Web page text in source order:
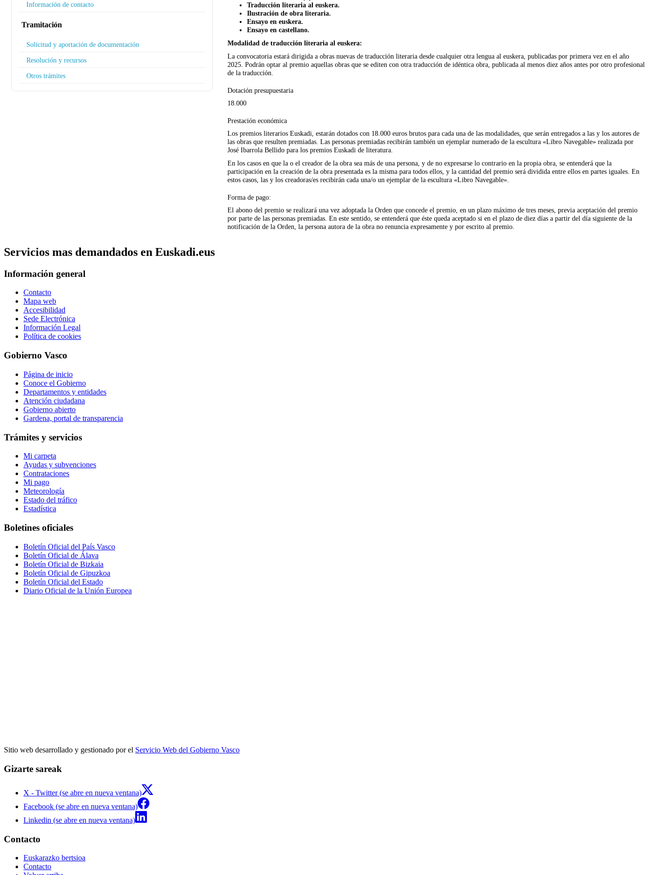
Información de contacto
Tramitación
Solicitud y aportación de documentación
Resolución y recursos
Otros trámites
Traducción literaria al euskera.
Ilustración de obra literaria.
Ensayo en euskera.
Ensayo en castellano.
Modalidad de traducción literaria al euskera:
La convocatoria estará dirigida a obras nuevas de traducción literaria desde cualquier otra lengua al euskera, publicadas por primera vez en el año
2025. Podrán optar al premio aquellas obras que se editen con otra traducción de idéntica obra, publicada al menos diez años antes por otro profesional
de la traducción.
Dotación presupuestaria
18.000
Prestación económica
Los premios literarios Euskadi, estarán dotados con 18.000 euros brutos para cada una de las modalidades, que serán entregados a las y los autores de
las obras que resulten premiadas. Las personas premiadas recibirán también un ejemplar numerado de la escultura «Libro Navegable» realizada por
José Ibarrola Bellido para los premios Euskadi de literatura.
En los casos en que la o el creador de la obra sea más de una persona, y de no expresarse lo contrario en la propia obra, se entenderá que la
participación en la creación de la obra presentada es la misma para todos ellos, y la cantidad del premio será dividida entre ellos en partes iguales. En
estos casos, las y los creadoras/es recibirán cada una/o un ejemplar de la escultura «Libro Navegable».
Forma de pago:
El abono del premio se realizará una vez adoptada la Orden que concede el premio, en un plazo máximo de tres meses, previa aceptación del premio
por parte de las personas premiadas. En este sentido, se entenderá que éste queda aceptado si en el plazo de diez días a partir del día siguiente de la
notificación de la Orden, la persona autora de la obra no renuncia expresamente y por escrito al premio.
Servicios mas demandados en Euskadi.eus
Información general
Contacto
Mapa web
Accesibilidad
Sede Electrónica
Información Legal
Política de cookies
Gobierno Vasco
Página de inicio
Conoce el Gobierno
Departamentos y entidades
Atención ciudadana
Gobierno abierto
Gardena, portal de transparencia
Trámites y servicios
Mi carpeta
Ayudas y subvenciones
Contrataciones
Mi pago
Meteorología
Estado del tráfico
Estadística
Boletines oficiales
Boletín Oficial del País Vasco
Boletín Oficial de Álava
Boletín Oficial de Bizkaia
Boletín Oficial de Gipuzkoa
Boletín Oficial del Estado
Diario Oficial de la Unión Europea
Sitio web desarrollado y gestionado por el Servicio Web del Gobierno Vasco
Gizarte sareak
X - Twitter (se abre en nueva ventana)
Facebook (se abre en nueva ventana)
Linkedin (se abre en nueva ventana)
Contacto
Euskarazko bertsioa
Contacto